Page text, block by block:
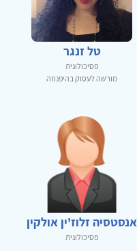
טל זנגר
פסיכולוגית
מורשה לעסוק בהיפנוזה
אנסטסיה זלוז'ין אולקין
פסיכולוגית